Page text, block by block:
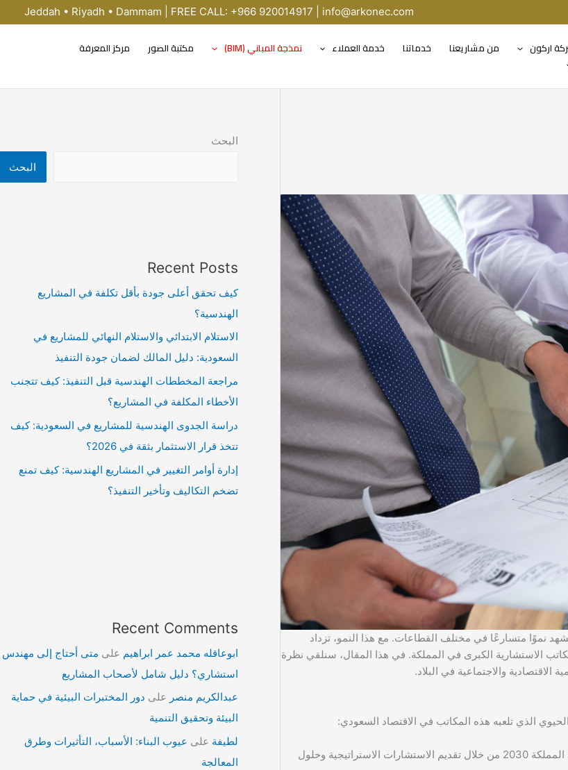
Jeddah • Riyadh • Dammam | FREE CALL: +966 920014917 | info@arkonec.com
اركون من مشاريعنا خدماتنا خدمة العملاء نمذجة المباني (BIM) مكتبة الصور
مركز المعرفة
نموًا متسارعًا في مختلف القطاعات. مع هذا النمو، تزداد
الاستشارية الكبرى في المملكة. في هذا المقال، سنلقي نظرة
والاجتماعية في البلاد.
الذي تلعبه هذه المكاتب في الاقتصاد السعودي:
: تساهم المكاتب الاستشارية بشكل كبير في تحقيق أهداف رؤية المملكة 2030 من خلال تقديم الاستشارات الاستراتيجية وحلول
البحث
البحث
Recent Posts
كيف تحقق أعلى جودة بأقل تكلفة في المشاريع
الهندسية؟
الاستلام الابتدائي والاستلام النهائي للمشاريع في
السعودية: دليل المالك لضمان جودة التنفيذ
مراجعة المخططات الهندسية قبل التنفيذ: كيف تتجنب
الأخطاء المكلفة في المشاريع؟
دراسة الجدوى الهندسية للمشاريع في السعودية: كيف
تتخذ قرار الاستثمار بثقة في 2026؟
إدارة أوامر التغيير في المشاريع الهندسية: كيف تمنع
تضخم التكاليف وتأخير التنفيذ؟
Recent Comments
ابوعاقله محمد عمر ابراهيم على متى أحتاج إلى مهندس
استشاري؟ دليل شامل لأصحاب المشاريع
عبدالكريم منصر على دور المختبرات البيئية في حماية
البيئة وتحقيق التنمية
لطيفة على عيوب البناء: الأسباب، التأثيرات وطرق
المعالجة